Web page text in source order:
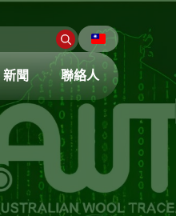
新聞 聯絡人